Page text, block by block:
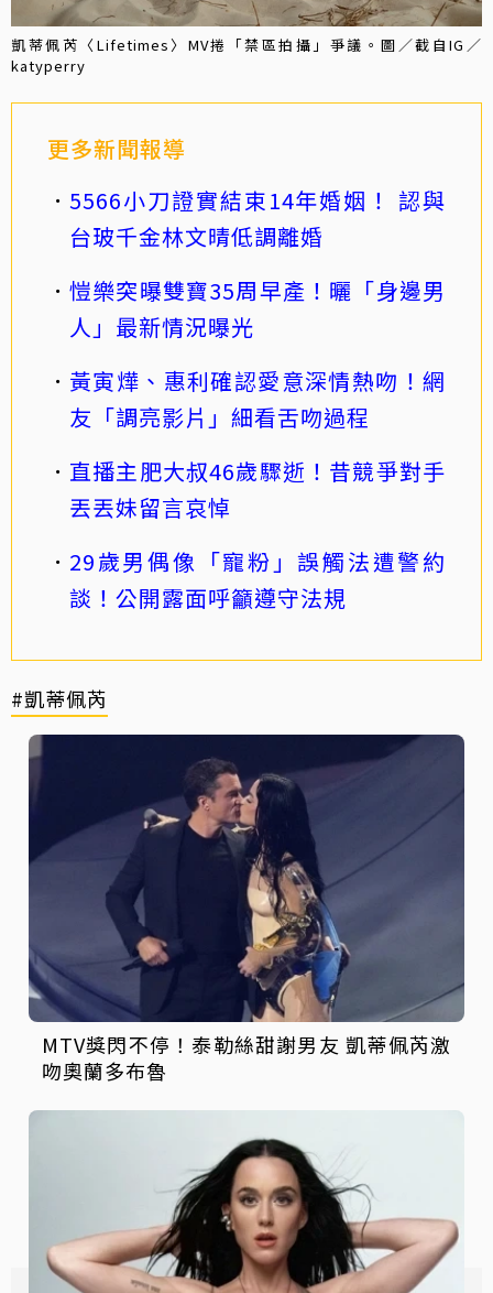
凱蒂佩芮〈Lifetimes〉MV捲「禁區拍攝」爭議。圖／截自IG／
katyperry
更多新聞報導
5566小刀證實結束14年婚姻！ 認與
台玻千金林文晴低調離婚
愷樂突曝雙寶35周早產！曬「身邊男
人」最新情況曝光
黃寅燁、惠利確認愛意深情熱吻！網
友「調亮影片」細看舌吻過程
直播主肥大叔46歲驟逝！昔競爭對手
丟丟妹留言哀悼
29歲男偶像「寵粉」誤觸法遭警約
談！公開露面呼籲遵守法規
#凱蒂佩芮
MTV獎閃不停！泰勒絲甜謝男友 凱蒂佩芮激
吻奧蘭多布魯